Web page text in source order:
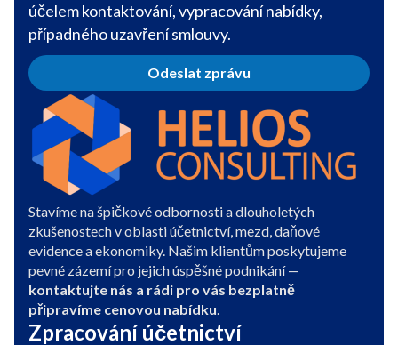
účelem kontaktování, vypracování nabídky,
případného uzavření smlouvy.
Odeslat zprávu
Stavíme na špičkové odbornosti a dlouholetých
zkušenostech v oblasti účetnictví, mezd, daňové
evidence a ekonomiky. Našim klientům poskytujeme
pevné zázemí pro jejich úspěšné podnikání —
kontaktujte nás a rádi pro vás bezplatně
připravíme cenovou nabídku.
Zpracování účetnictví